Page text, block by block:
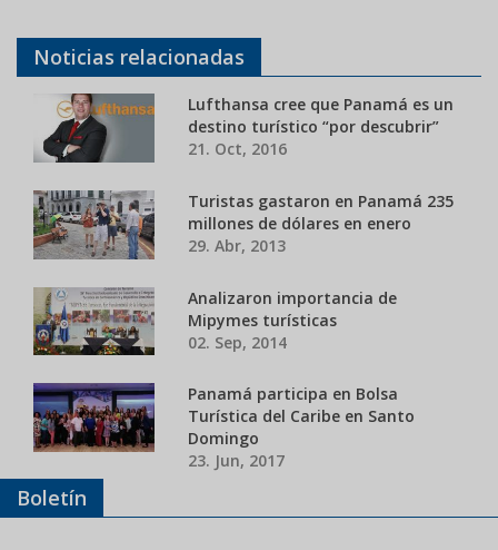
Noticias relacionadas
Lufthansa cree que Panamá es un
destino turístico “por descubrir”
21. Oct, 2016
Turistas gastaron en Panamá 235
millones de dólares en enero
29. Abr, 2013
Analizaron importancia de
Mipymes turísticas
02. Sep, 2014
Panamá participa en Bolsa
Turística del Caribe en Santo
Domingo
23. Jun, 2017
Boletín